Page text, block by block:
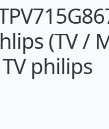
(TV /
philips